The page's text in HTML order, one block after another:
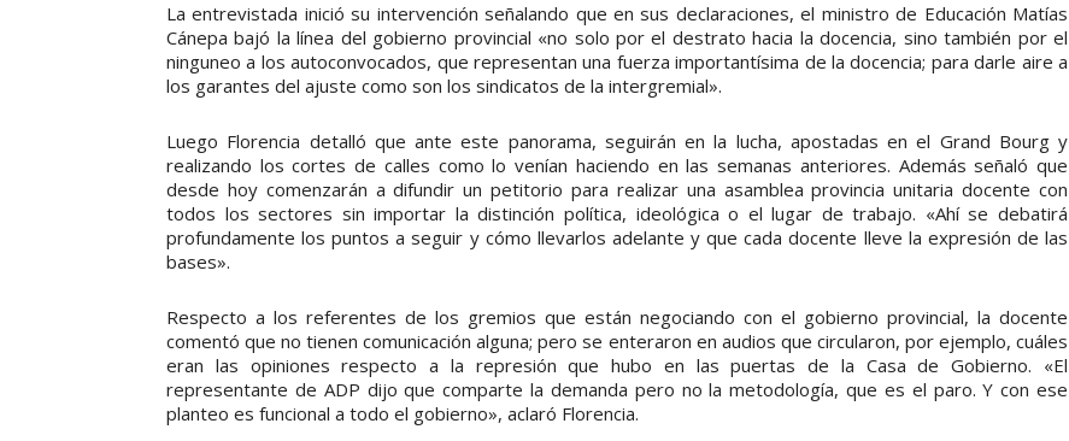
La entrevistada inició su intervención señalando que en sus declaraciones, el ministro de Educación Matías
Cánepa bajó la línea del gobierno provincial «no solo por el destrato hacia la docencia, sino también por el
ninguneo a los autoconvocados, que representan una fuerza importantísima de la docencia; para darle aire a
los garantes del ajuste como son los sindicatos de la intergremial».
Luego Florencia detalló que ante este panorama, seguirán en la lucha, apostadas en el Grand Bourg y
realizando los cortes de calles como lo venían haciendo en las semanas anteriores. Además señaló que
desde hoy comenzarán a difundir un petitorio para realizar una asamblea provincia unitaria docente con
todos los sectores sin importar la distinción política, ideológica o el lugar de trabajo. «Ahí se debatirá
profundamente los puntos a seguir y cómo llevarlos adelante y que cada docente lleve la expresión de las
bases».
Respecto a los referentes de los gremios que están negociando con el gobierno provincial, la docente
comentó que no tienen comunicación alguna; pero se enteraron en audios que circularon, por ejemplo, cuáles
eran las opiniones respecto a la represión que hubo en las puertas de la Casa de Gobierno. «El
representante de ADP dijo que comparte la demanda pero no la metodología, que es el paro. Y con ese
planteo es funcional a todo el gobierno», aclaró Florencia.